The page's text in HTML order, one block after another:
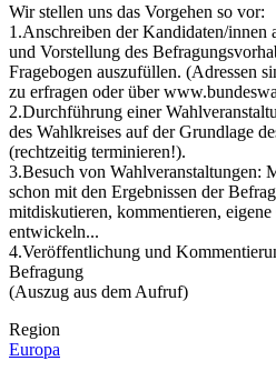
Wir stellen uns das Vorgehen so vor:
1.Anschreiben der Kandidaten/innen
und Vorstellung des
Fragebogen auszufüllen. (Adressen
zu erfragen oder über
2.Durchführung einer
des Wahlkreises auf der Grundlage
(rechtzeitig terminieren!).
3.Besuch von Wahlveranstaltungen:
schon mit den Ergebnissen der
mitdiskutieren, kommentieren,
entwickeln...
4.Veröffentlichung und
Befragung
(Auszug aus dem Aufruf)
Region
Europa